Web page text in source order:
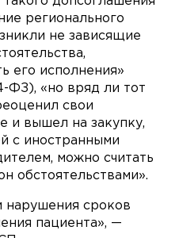
регионального
не зависящие
его исполнения»
ФЗ), «но вряд ли тот
свои
и вышел на закупку,
с иностранными
можно считать
обстоятельствами».
нарушения сроков
пациента», —